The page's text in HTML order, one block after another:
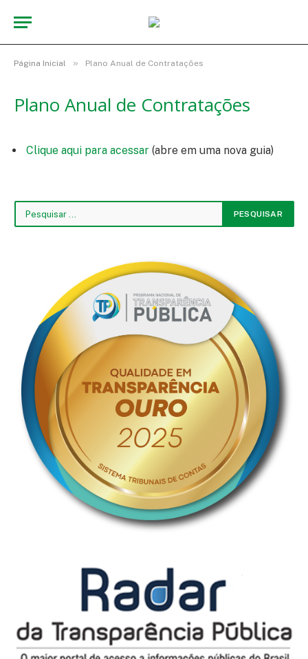
Página Inicial » Plano Anual de Contratações
Plano Anual de Contratações
Clique aqui para acessar (abre em uma nova guia)